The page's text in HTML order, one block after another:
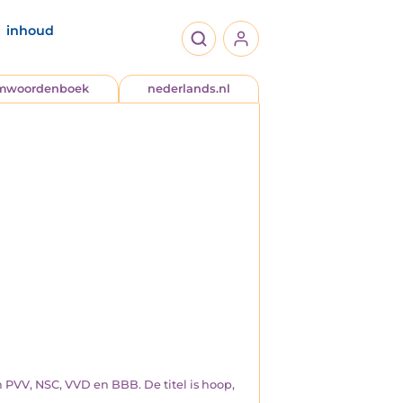
inhoud
nederlands.nl
NSC, VVD en BBB. De titel is hoop,